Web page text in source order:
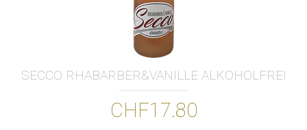
SECCO RHABARBER&VANILLE ALKOHOLFREI
CHF17.80